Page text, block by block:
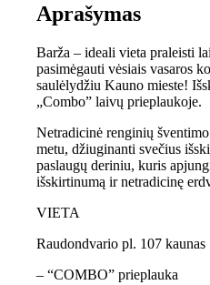
Aprašymas
Barža – ideali vieta praleisti
pasimėgauti vėsiais vasaros
saulėlydžiu Kauno mieste!
„Combo” laivų prieplaukoje.
Netradicinė renginių
metu, džiuginanti svečius
paslaugų deriniu, kuris
išskirtinumą ir netradicinę
VIETA
Raudondvario pl. 107 kaunas
– “COMBO” prieplauka